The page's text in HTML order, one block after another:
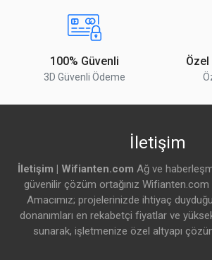
100% Güvenli
3D Güvenli Ödeme
İletişim
İletişim | Wifianten.com Ağ ve
güvenilir çözüm ortağınız
Amacımız; projelerinizde ihtiyaç
donanımları en rekabetçi fiyatlar ve
sunarak, işletmenize özel altyapı